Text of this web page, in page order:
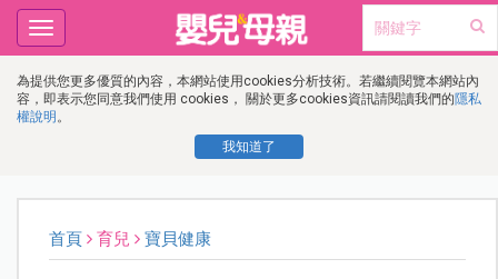
為提供您更多優質的內容，本網站使用cookies分析技術。若繼續閱覽本網站內
容，即表示您同意我們使用 cookies， 關於更多cookies資訊請閱讀我們的隱私
權說明 。
我知道了
Toggle
navigation
首頁 育兒 寶貝健康